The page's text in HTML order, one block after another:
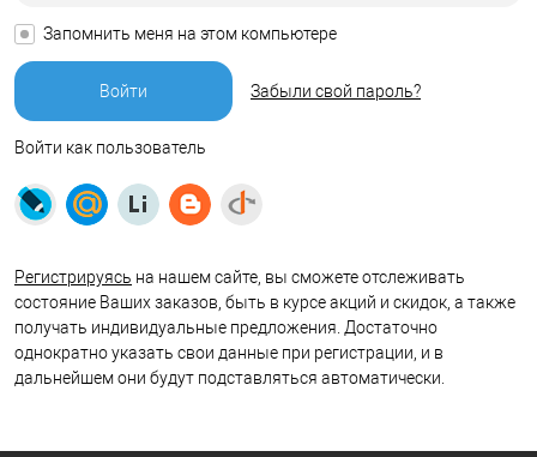
Запомнить меня на этом компьютере
Забыли свой пароль?
Войти как пользователь
Регистрируясь на нашем сайте, вы сможете отслеживать
состояние Ваших заказов, быть в курсе акций и скидок, а также
получать индивидуальные предложения. Достаточно
однократно указать свои данные при регистрации, и в
дальнейшем они будут подставляться автоматически.